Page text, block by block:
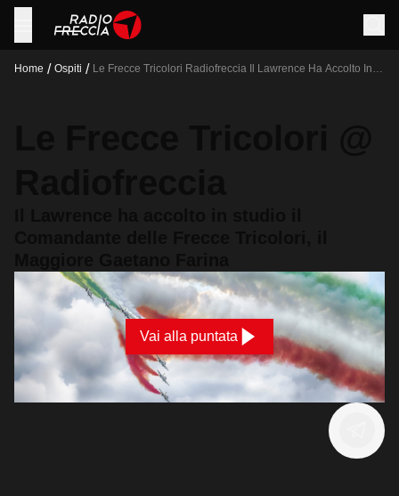
Home / Ospiti / Le Frecce Tricolori Radiofreccia Il Lawrence Ha Accolto In
Vai alla puntata